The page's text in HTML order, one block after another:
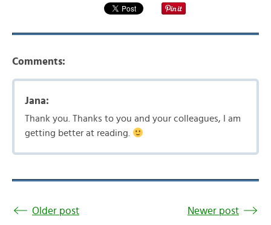
Comments:
Jana:
Thank you. Thanks to you and your colleagues, I am
getting better at reading.
Older post Newer post